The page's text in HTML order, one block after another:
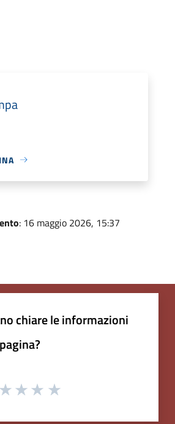
: 16 maggio 2026, 15:37
chiare le informazioni